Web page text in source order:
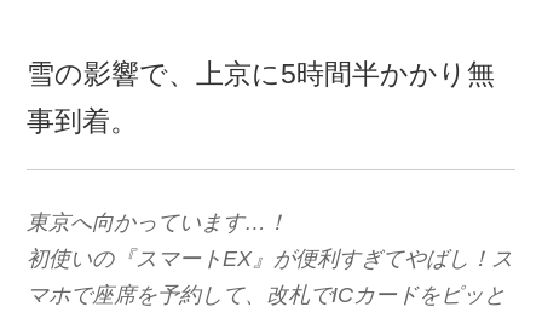
雪の影響で、上京に5時間半かかり無
事到着。
東京へ向かっています…！
初使いの『スマートEX』が便利すぎてやばし！ス
マホで座席を予約して、改札でICカードをピッと